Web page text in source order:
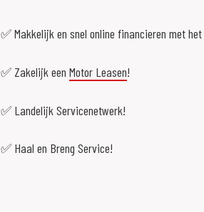
✅ Makkelijk en snel online financieren met het
✅ Zakelijk een Motor Leasen!
✅ Landelijk Servicenetwerk!
✅ Haal en Breng Service!